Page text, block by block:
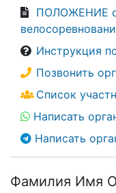
ПОЛОЖЕНИЕ о
Инструкция
Позвонить
Список
Написать
Написать
Фамилия Имя